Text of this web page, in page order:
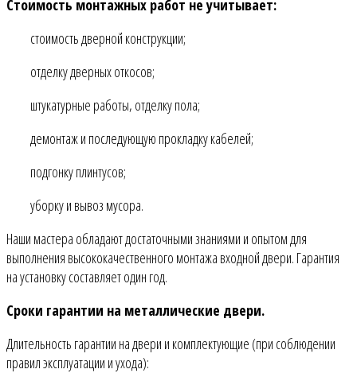
Стоимость монтажных работ не учитывает:
стоимость дверной конструкции;
отделку дверных откосов;
штукатурные работы, отделку пола;
демонтаж и последующую прокладку кабелей;
подгонку плинтусов;
уборку и вывоз мусора.
Наши мастера обладают достаточными знаниями и опытом для
выполнения высококачественного монтажа входной двери. Гарантия
на установку составляет один год.
Сроки гарантии на металлические двери.
Длительность гарантии на двери и комплектующие (при соблюдении
правил эксплуатации и ухода):